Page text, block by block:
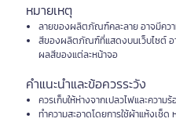
หมายเหตุ
ลายของผลิตภัณฑ์คละลาย อาจมีคว
สีของผลิตภัณฑ์ที่แสดงบนเว็บไซต์ อ
ผลสีของแต่ละหน้าจอ
คำแนะนำและข้อควรระวัง
ควรเก็บให้ห่างจากเปลวไฟและความร้
ทำความสะอาดโดยการใช้ผ้าแห้งเช็